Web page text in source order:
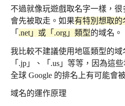
不過就像玩遊戲取名字一樣，
會先被取走。如果有特別想取的
「 .net」或「.org」類型的域名。
我比較不建議使用地區類型的域
「.jp」、「.us」等等，因為這
全球 Google 的排名上有可能會
域名的運作原理